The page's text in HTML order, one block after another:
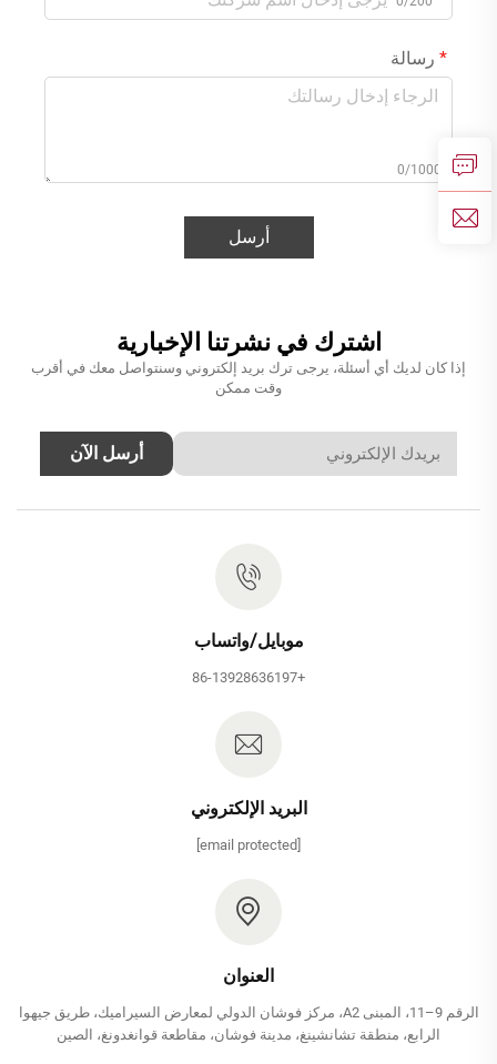
رسالة
0/1000
أرسل
اشترك في نشرتنا الإخبارية
إذا كان لديك أي أسئلة، يرجى ترك بريد إلكتروني وسنتواصل معك في أقرب
وقت ممكن
أرسل الآن
موبايل/واتساب
+86-13928636197
البريد الإلكتروني
[email protected]
العنوان
الرقم 9–11، المبنى A2، مركز فوشان الدولي لمعارض السيراميك، طريق جيهوا
الرابع، منطقة تشانشينغ، مدينة فوشان، مقاطعة قوانغدونغ، الصين